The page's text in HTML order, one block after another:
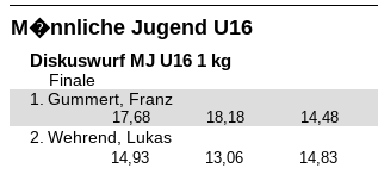
M�nnliche Jugend U16
Diskuswurf MJ U16 1 kg
Finale
1.
Gummert, Franz
17,68
18,18 14,48
2. Wehrend, Lukas
14,93
13,06 14,83